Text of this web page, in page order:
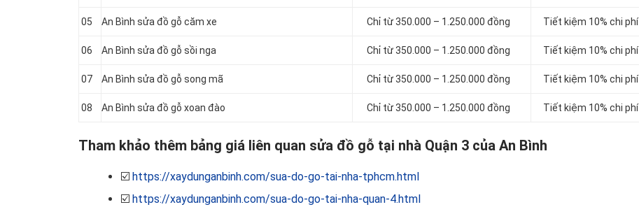
05 An Bình sửa đồ gỗ căm xe Chỉ từ 350.000 – 1.250.000 đồng Tiết kiệm 10% chi phí
06 An Bình sửa đồ gỗ sồi nga Chỉ từ 350.000 – 1.250.000 đồng Tiết kiệm 10% chi phí
07 An Bình sửa đồ gỗ song mã Chỉ từ 350.000 – 1.250.000 đồng Tiết kiệm 10% chi phí
08 An Bình sửa đồ gỗ xoan đào Chỉ từ 350.000 – 1.250.000 đồng Tiết kiệm 10% chi phí
Tham khảo thêm bảng giá liên quan sửa đồ gỗ tại nhà Quận 3 của An Bình
☑️ https://xaydunganbinh.com/sua-do-go-tai-nha-tphcm.html
☑️ https://xaydunganbinh.com/sua-do-go-tai-nha-quan-4.html